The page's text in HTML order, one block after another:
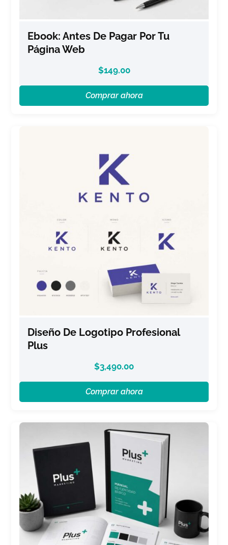
Ebook: Antes De Pagar Por Tu
Página Web
$149.00
Comprar ahora
Diseño De Logotipo Profesional
Plus
$3,490.00
Comprar ahora